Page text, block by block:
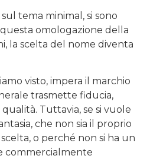
tema minimal, si sono
omologazione della
la scelta del nome diventa
visto, impera il marchio
trasmette fiducia,
Tuttavia, se si vuole
che non sia il proprio
o perché non si ha un
commercialmente